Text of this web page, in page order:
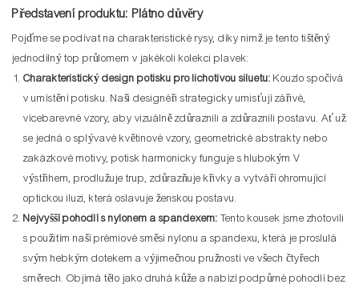
Představení produktu: Plátno důvěry
Pojďme se podívat na charakteristické rysy, díky nimž je tento tištěný
jednodílný top průlomem v jakékoli kolekci plavek:
Charakteristický design potisku pro lichotivou siluetu: Kouzlo spočívá
v umístění potisku. Naši designéři strategicky umisťují zářivé,
vícebarevné vzory, aby vizuálně zdůraznili a zdůraznili postavu. Ať už
se jedná o splývavé květinové vzory, geometrické abstrakty nebo
zakázkové motivy, potisk harmonicky funguje s hlubokým V
výstřihem, prodlužuje trup, zdůrazňuje křivky a vytváří ohromující
optickou iluzi, která oslavuje ženskou postavu.
Nejvyšší pohodlí s nylonem a spandexem: Tento kousek jsme zhotovili
s použitím naší prémiové směsi nylonu a spandexu, která je proslulá
svým hebkým dotekem a výjimečnou pružností ve všech čtyřech
směrech. Objímá tělo jako druhá kůže a nabízí podpůrné pohodlí bez